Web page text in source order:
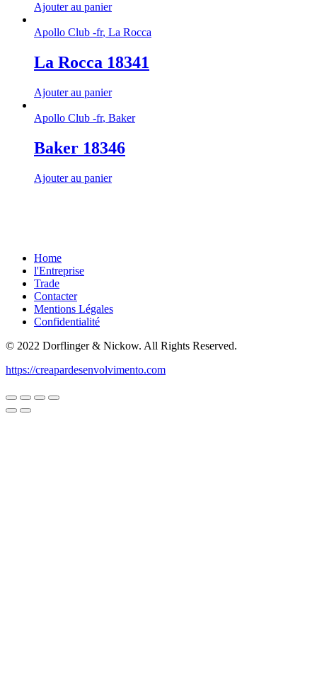
Ajouter au panier
Apollo Club -fr, La Rocca
La Rocca 18341
Ajouter au panier
Apollo Club -fr, Baker
Baker 18346
Ajouter au panier
Home
l'Entreprise
Trade
Contacter
Mentions Légales
Confidentialité
© 2022 Dorflinger & Nickow. All Rights Reserved.
https://creapardesenvolvimento.com